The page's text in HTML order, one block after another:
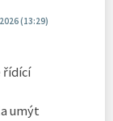
(13:29)
řídící
umýt